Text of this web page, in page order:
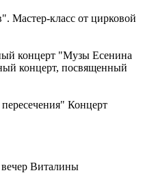
Мастер-класс от цирковой
концерт "Музы Есенина
концерт, посвященный
Концерт
Виталины